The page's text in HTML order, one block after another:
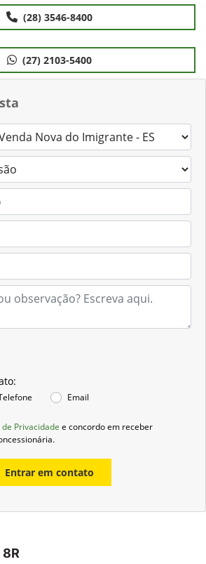
Email
de Privacidade e concordo em receber
Entrar em contato
(28) 3546-8400
(27) 2103-5400